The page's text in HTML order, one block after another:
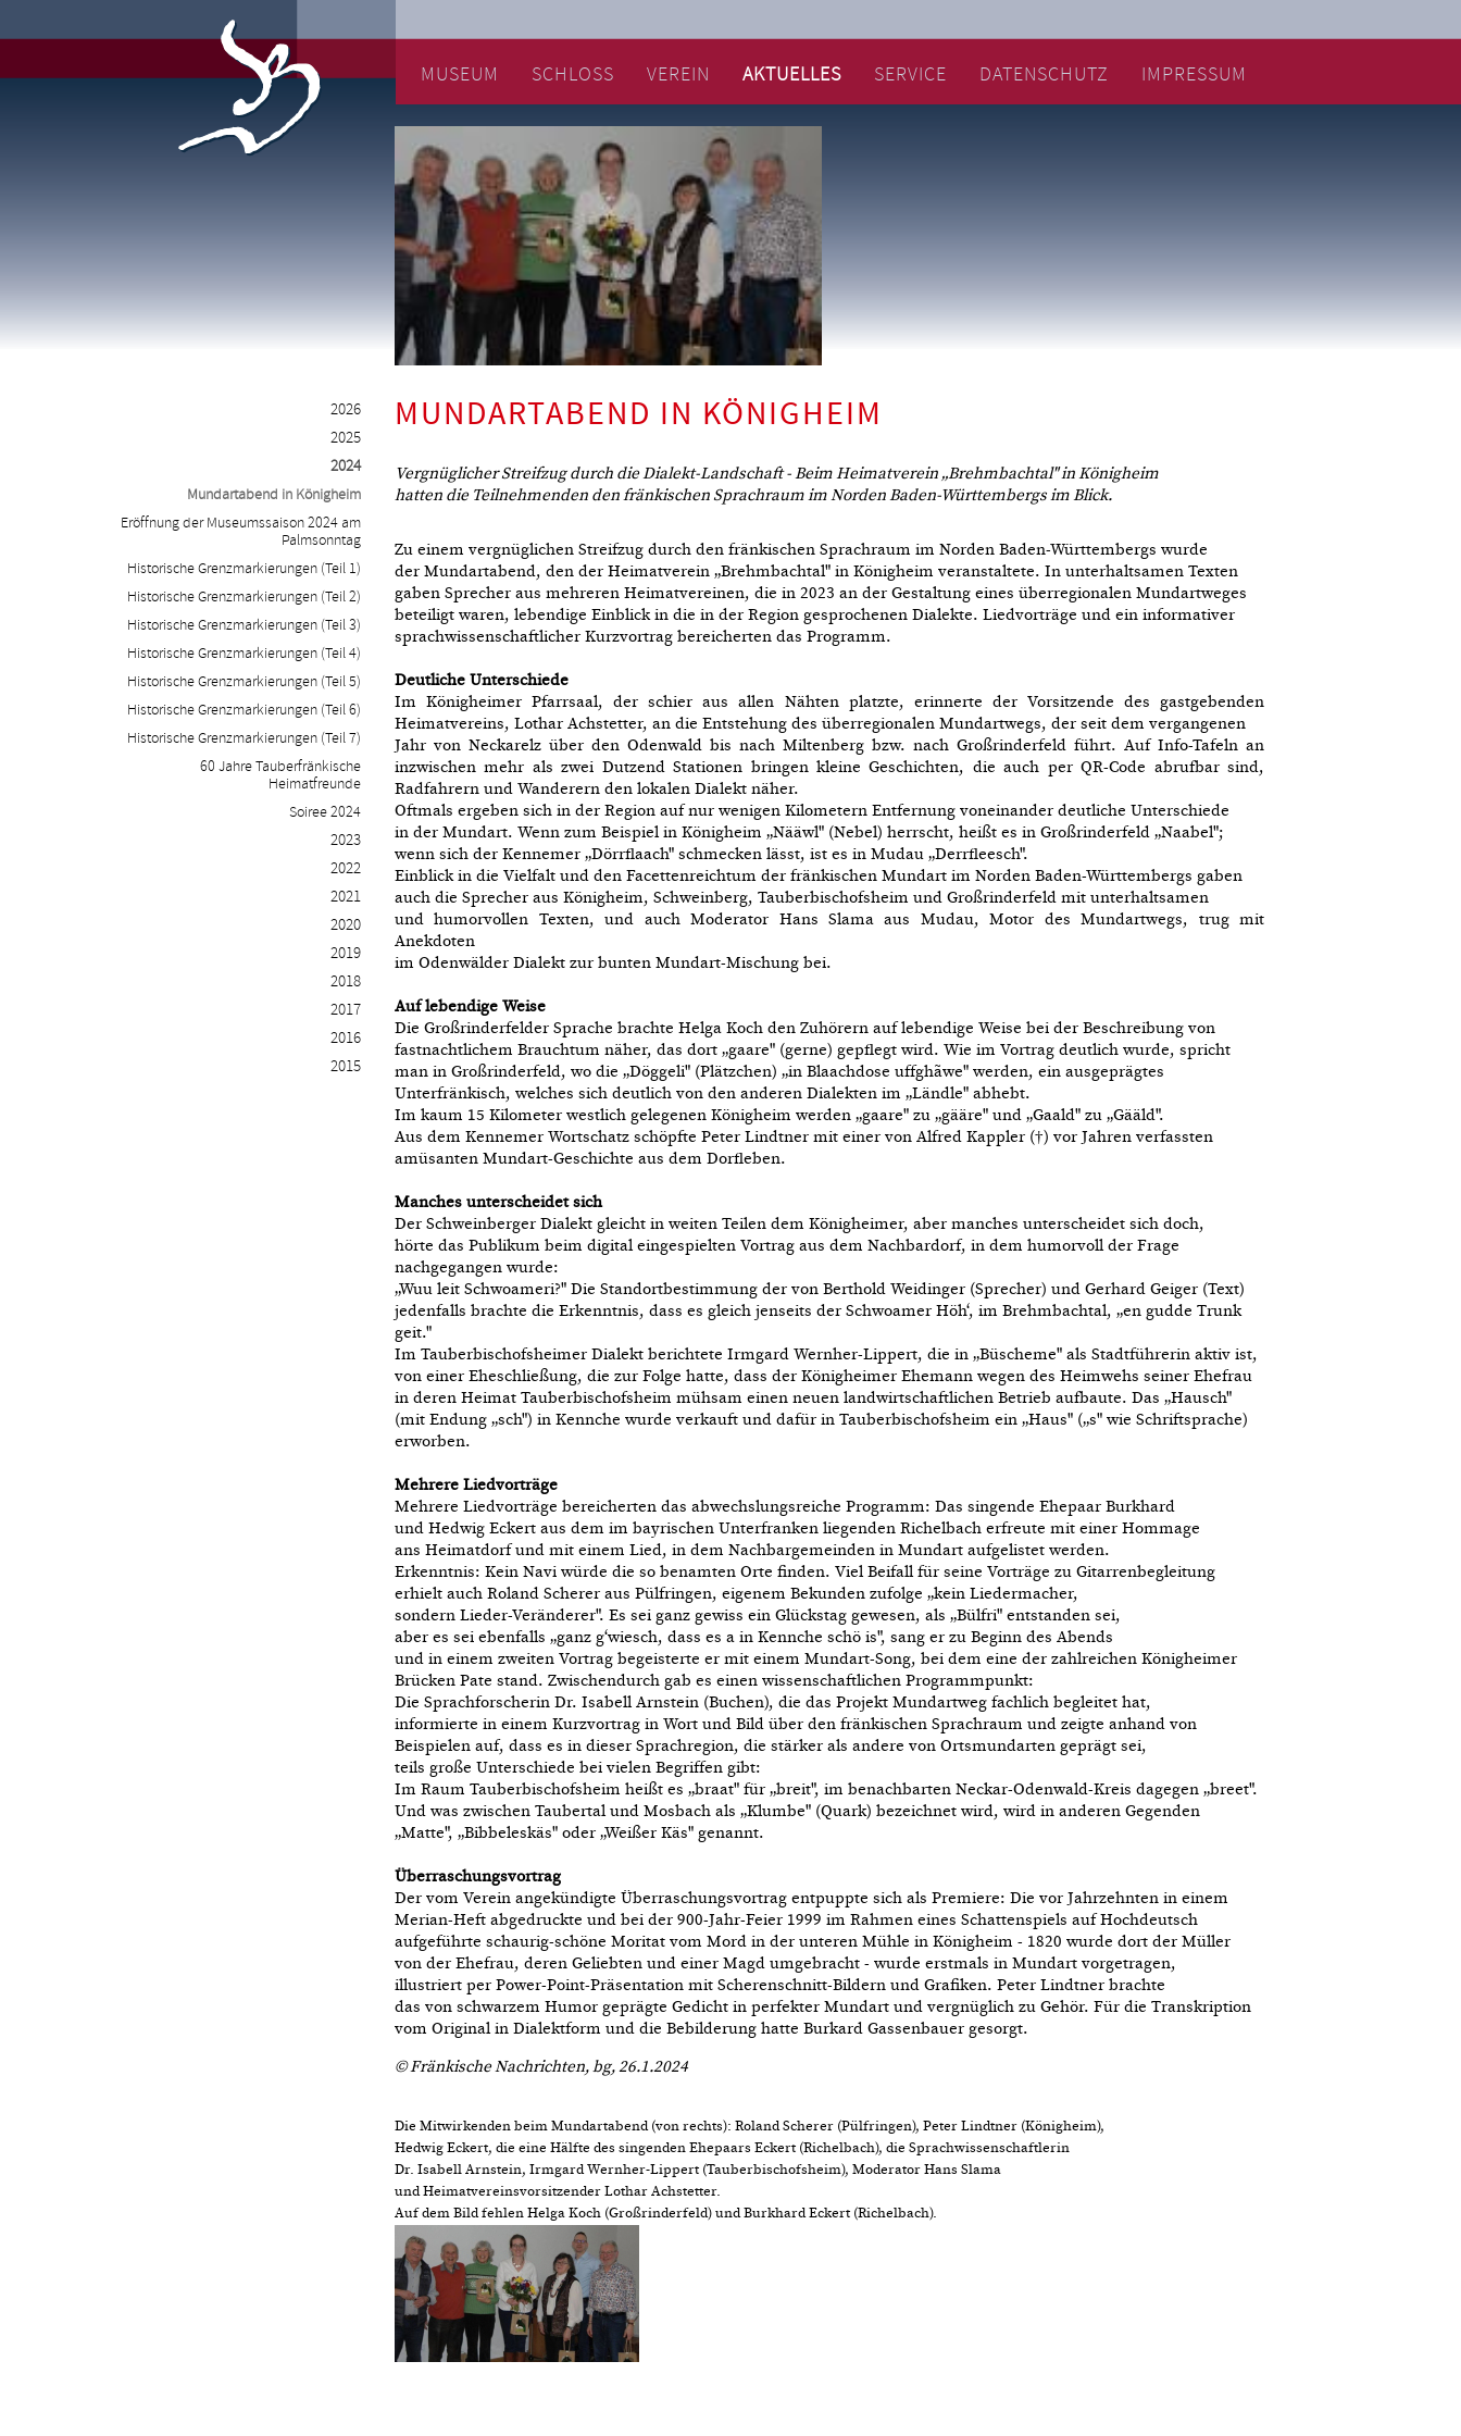
MUSEUM SCHLOSS VEREIN AKTUELLES SERVICE DATENSCHUTZ IMPRESSUM
2026
2025
2024
Mundartabend in Königheim
Eröffnung der Museumssaison 2024 am
Palmsonntag
Historische Grenzmarkierungen (Teil 1)
Historische Grenzmarkierungen (Teil 2)
Historische Grenzmarkierungen (Teil 3)
Historische Grenzmarkierungen (Teil 4)
Historische Grenzmarkierungen (Teil 5)
Historische Grenzmarkierungen (Teil 6)
Historische Grenzmarkierungen (Teil 7)
60 Jahre Tauberfränkische
Heimatfreunde
Soiree 2024
2023
2022
2021
2020
2019
2018
2017
2016
2015
MUNDARTABEND IN KÖNIGHEIM
Vergnüglicher Streifzug durch die Dialekt-Landschaft - Beim Heimatverein „Brehmbachtal" in Königheim
hatten die Teilnehmenden den fränkischen Sprachraum im Norden Baden-Württembergs im Blick.
Zu einem vergnüglichen Streifzug durch den fränkischen Sprachraum im Norden Baden-Württembergs wurde
der Mundartabend, den der Heimatverein „Brehmbachtal" in Königheim veranstaltete. In unterhaltsamen Texten
gaben Sprecher aus mehreren Heimatvereinen, die in 2023 an der Gestaltung eines überregionalen Mundartweges
beteiligt waren, lebendige Einblick in die in der Region gesprochenen Dialekte. Liedvorträge und ein informativer
sprachwissenschaftlicher Kurzvortrag bereicherten das Programm.
Deutliche Unterschiede
Im Königheimer Pfarrsaal, der schier aus allen Nähten platzte, erinnerte der Vorsitzende des gastgebenden
Heimatvereins, Lothar Achstetter, an die Entstehung des überregionalen Mundartwegs, der seit dem vergangenen
Jahr von Neckarelz über den Odenwald bis nach Miltenberg bzw. nach Großrinderfeld führt. Auf Info-Tafeln an
inzwischen mehr als zwei Dutzend Stationen bringen kleine Geschichten, die auch per QR-Code abrufbar sind,
Radfahrern und Wanderern den lokalen Dialekt näher.
Oftmals ergeben sich in der Region auf nur wenigen Kilometern Entfernung voneinander deutliche Unterschiede
in der Mundart. Wenn zum Beispiel in Königheim „Nääwl" (Nebel) herrscht, heißt es in Großrinderfeld „Naabel";
wenn sich der Kennemer „Dörrflaach" schmecken lässt, ist es in Mudau „Derrfleesch".
Einblick in die Vielfalt und den Facettenreichtum der fränkischen Mundart im Norden Baden-Württembergs gaben
auch die Sprecher aus Königheim, Schweinberg, Tauberbischofsheim und Großrinderfeld mit unterhaltsamen
und humorvollen Texten, und auch Moderator Hans Slama aus Mudau, Motor des Mundartwegs, trug mit
Anekdoten
im Odenwälder Dialekt zur bunten Mundart-Mischung bei.
Auf lebendige Weise
Die Großrinderfelder Sprache brachte Helga Koch den Zuhörern auf lebendige Weise bei der Beschreibung von
fastnachtlichem Brauchtum näher, das dort „gaare" (gerne) gepflegt wird. Wie im Vortrag deutlich wurde, spricht
man in Großrinderfeld, wo die „Döggeli" (Plätzchen) „in Blaachdose uffghãwe" werden, ein ausgeprägtes
Unterfränkisch, welches sich deutlich von den anderen Dialekten im „Ländle" abhebt.
Im kaum 15 Kilometer westlich gelegenen Königheim werden „gaare" zu „gääre" und „Gaald" zu „Gääld".
Aus dem Kennemer Wortschatz schöpfte Peter Lindtner mit einer von Alfred Kappler (†) vor Jahren verfassten
amüsanten Mundart-Geschichte aus dem Dorfleben.
Manches unterscheidet sich
Der Schweinberger Dialekt gleicht in weiten Teilen dem Königheimer, aber manches unterscheidet sich doch,
hörte das Publikum beim digital eingespielten Vortrag aus dem Nachbardorf, in dem humorvoll der Frage
nachgegangen wurde:
„Wuu leit Schwoameri?" Die Standortbestimmung der von Berthold Weidinger (Sprecher) und Gerhard Geiger (Text)
jedenfalls brachte die Erkenntnis, dass es gleich jenseits der Schwoamer Höh‘, im Brehmbachtal, „en gudde Trunk
geit."
Im Tauberbischofsheimer Dialekt berichtete Irmgard Wernher-Lippert, die in „Büscheme" als Stadtführerin aktiv ist,
von einer Eheschließung, die zur Folge hatte, dass der Königheimer Ehemann wegen des Heimwehs seiner Ehefrau
in deren Heimat Tauberbischofsheim mühsam einen neuen landwirtschaftlichen Betrieb aufbaute. Das „Hausch"
(mit Endung „sch") in Kennche wurde verkauft und dafür in Tauberbischofsheim ein „Haus" („s" wie Schriftsprache)
erworben.
Mehrere Liedvorträge
Mehrere Liedvorträge bereicherten das abwechslungsreiche Programm: Das singende Ehepaar Burkhard
und Hedwig Eckert aus dem im bayrischen Unterfranken liegenden Richelbach erfreute mit einer Hommage
ans Heimatdorf und mit einem Lied, in dem Nachbargemeinden in Mundart aufgelistet werden.
Erkenntnis: Kein Navi würde die so benamten Orte finden. Viel Beifall für seine Vorträge zu Gitarrenbegleitung
erhielt auch Roland Scherer aus Pülfringen, eigenem Bekunden zufolge „kein Liedermacher,
sondern Lieder-Veränderer". Es sei ganz gewiss ein Glückstag gewesen, als „Bülfri" entstanden sei,
aber es sei ebenfalls „ganz g‘wiesch, dass es a in Kennche schö is", sang er zu Beginn des Abends
und in einem zweiten Vortrag begeisterte er mit einem Mundart-Song, bei dem eine der zahlreichen Königheimer
Brücken Pate stand. Zwischendurch gab es einen wissenschaftlichen Programmpunkt:
Die Sprachforscherin Dr. Isabell Arnstein (Buchen), die das Projekt Mundartweg fachlich begleitet hat,
informierte in einem Kurzvortrag in Wort und Bild über den fränkischen Sprachraum und zeigte anhand von
Beispielen auf, dass es in dieser Sprachregion, die stärker als andere von Ortsmundarten geprägt sei,
teils große Unterschiede bei vielen Begriffen gibt:
Im Raum Tauberbischofsheim heißt es „braat" für „breit", im benachbarten Neckar-Odenwald-Kreis dagegen „breet".
Und was zwischen Taubertal und Mosbach als „Klumbe" (Quark) bezeichnet wird, wird in anderen Gegenden
„Matte", „Bibbeleskäs" oder „Weißer Käs" genannt.
Überraschungsvortrag
Der vom Verein angekündigte Überraschungsvortrag entpuppte sich als Premiere: Die vor Jahrzehnten in einem
Merian-Heft abgedruckte und bei der 900-Jahr-Feier 1999 im Rahmen eines Schattenspiels auf Hochdeutsch
aufgeführte schaurig-schöne Moritat vom Mord in der unteren Mühle in Königheim - 1820 wurde dort der Müller
von der Ehefrau, deren Geliebten und einer Magd umgebracht - wurde erstmals in Mundart vorgetragen,
illustriert per Power-Point-Präsentation mit Scherenschnitt-Bildern und Grafiken. Peter Lindtner brachte
das von schwarzem Humor geprägte Gedicht in perfekter Mundart und vergnüglich zu Gehör. Für die Transkription
vom Original in Dialektform und die Bebilderung hatte Burkard Gassenbauer gesorgt.
© Fränkische Nachrichten, bg, 26.1.2024
Die Mitwirkenden beim Mundartabend (von rechts): Roland Scherer (Pülfringen), Peter Lindtner (Königheim),
Hedwig Eckert, die eine Hälfte des singenden Ehepaars Eckert (Richelbach), die Sprachwissenschaftlerin
Dr. Isabell Arnstein, Irmgard Wernher-Lippert (Tauberbischofsheim), Moderator Hans Slama
und Heimatvereinsvorsitzender Lothar Achstetter.
Auf dem Bild fehlen Helga Koch (Großrinderfeld) und Burkhard Eckert (Richelbach).